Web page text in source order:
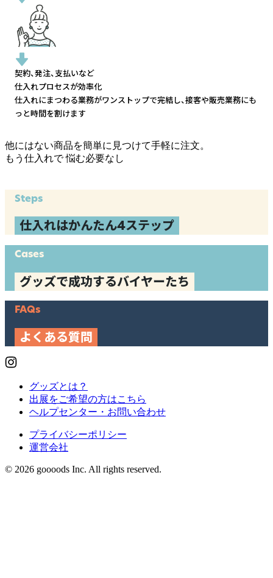
契約、発注、支払いなど
仕入れプロセスが効率化
仕入れにまつわる業務がワンストップで完結し、接客や販売業務にも
っと時間を割けます
他にはない商品を簡単に見つけて手軽に注文。
もう仕入れで悩む必要なし
Steps
仕入れはかんたん4ステップ
Cases
グッズで成功するバイヤーたち
FAQs
よくある質問
グッズとは？
出展をご希望の方はこちら
ヘルプセンター・お問い合わせ
プライバシーポリシー
運営会社
© 2026 goooods Inc. All rights reserved.